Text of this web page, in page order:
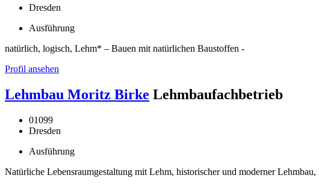
Dresden
Ausführung
natürlich, logisch, Lehm* – Bauen mit natürlichen Baustoffen -
Profil ansehen
Lehmbau Moritz Birke Lehmbaufachbetrieb
01099
Dresden
Ausführung
Natürliche Lebensraumgestaltung mit Lehm, historischer und moderner